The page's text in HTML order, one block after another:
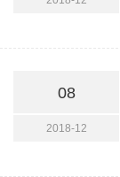
08
2018-12